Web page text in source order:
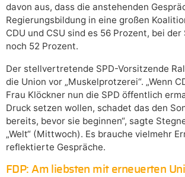
davon aus, dass die anstehenden
Regierungsbildung in eine großen
CDU und CSU sind es 56 Prozent, bei der
noch 52 Prozent.
Der stellvertretende SPD-Vorsitzende
die Union vor „Muskelprotzerei“. „Wenn
Frau Klöckner nun die SPD öffentlich
Druck setzen wollen, schadet das den
bereits, bevor sie beginnen“, sagte
„Welt“ (Mittwoch). Es brauche vielmehr
reflektierte Gespräche.
FDP: Am liebsten mit erneuerten